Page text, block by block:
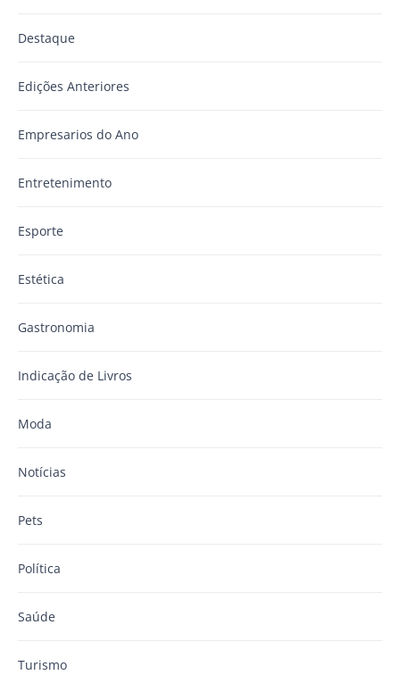
Destaque
Edições Anteriores
Empresarios do Ano
Entretenimento
Esporte
Estética
Gastronomia
Indicação de Livros
Moda
Notícias
Pets
Política
Saúde
Turismo